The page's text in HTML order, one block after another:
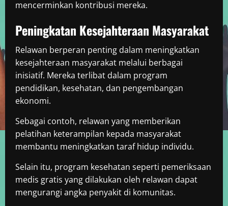
mencerminkan kontribusi mereka.
Peningkatan Kesejahteraan Masyarakat
Relawan berperan penting dalam meningkatkan
kesejahteraan masyarakat melalui berbagai
inisiatif. Mereka terlibat dalam program
pendidikan, kesehatan, dan pengembangan
ekonomi.
Sebagai contoh, relawan yang memberikan
pelatihan keterampilan kepada masyarakat
membantu meningkatkan taraf hidup individu.
Selain itu, program kesehatan seperti pemeriksaan
medis gratis yang dilakukan oleh relawan dapat
mengurangi angka penyakit di komunitas.